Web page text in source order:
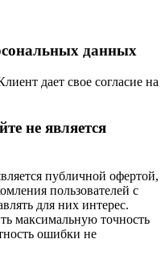
данных
дает свое согласие на
не является
публичной офертой,
пользователей с
для них интерес.
максимальную точность
ошибки не